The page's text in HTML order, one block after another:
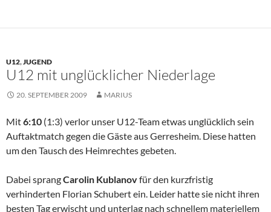
U12,JUGEND
U12 mit unglücklicher Niederlage
20. SEPTEMBER 2009 MARIUS
Mit6:10 (1:3) verlor unser U12-Team etwas unglücklich sein
Auftaktmatch gegen die Gäste aus Gerresheim. Diese hatten
um den Tausch des Heimrechtes gebeten.
Dabei sprangCarolin Kublanovfür den kurzfristig
verhinderten Florian Schubert ein. Leider hatte sie nicht ihren
besten Tag erwischt und unterlag nach schnellem materiellem